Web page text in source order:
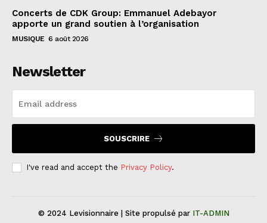
Concerts de CDK Group: Emmanuel Adebayor
apporte un grand soutien à l’organisation
MUSIQUE 6 août 2026
Newsletter
SOUSCRIRE
I've read and accept the Privacy Policy.
© 2024 Levisionnaire | Site propulsé par IT-ADMIN